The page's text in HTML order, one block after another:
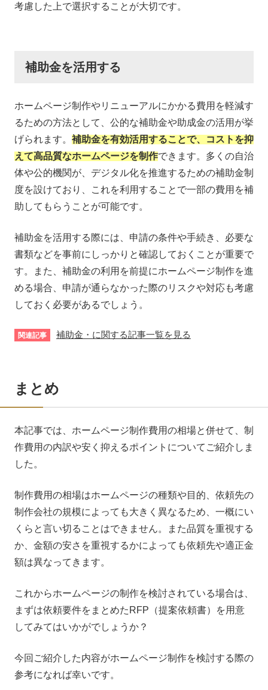
考慮した上で選択することが大切です。
補助金を活用する
ホームページ制作やリニューアルにかかる費用を軽減す
るための方法として、公的な補助金や助成金の活用が挙
げられます。 補助金を有効活用することで、コストを抑
えて高品質なホームページを制作できます。多くの自治
体や公的機関が、デジタル化を推進するための補助金制
度を設けており、これを利用することで一部の費用を補
助してもらうことが可能です。
補助金を活用する際には、申請の条件や手続き、必要な
書類などを事前にしっかりと確認しておくことが重要で
す。また、補助金の利用を前提にホームページ制作を進
める場合、申請が通らなかった際のリスクや対応も考慮
しておく必要があるでしょう。
補助金・に関する記事一覧を見る
まとめ
本記事では、ホームページ制作費用の相場と併せて、制
作費用の内訳や安く抑えるポイントについてご紹介しま
した。
制作費用の相場はホームページの種類や目的、依頼先の
制作会社の規模によっても大きく異なるため、一概にい
くらと言い切ることはできません。また品質を重視する
か、金額の安さを重視するかによっても依頼先や適正金
額は異なってきます。
これからホームページの制作を検討されている場合は、
まずは依頼要件をまとめたRFP（提案依頼書）を用意
してみてはいかがでしょうか？
今回ご紹介した内容がホームページ制作を検討する際の
参考になれば幸いです。